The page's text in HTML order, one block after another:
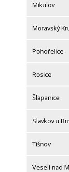
Mikulov
Moravský
Pohořelice
Rosice
Šlapanice
Slavkov u
Tišnov
Veselí nad